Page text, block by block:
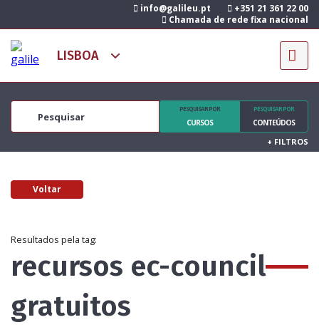
info@galileu.pt
+351 21 361 22 00
Chamada de rede fixa nacional
PESQUISAR POR
CURSOS
PESQUISAR POR
CONTEÚDOS
+ FILTROS
Voltar
Resultados pela tag:
recursos ec-council
gratuitos